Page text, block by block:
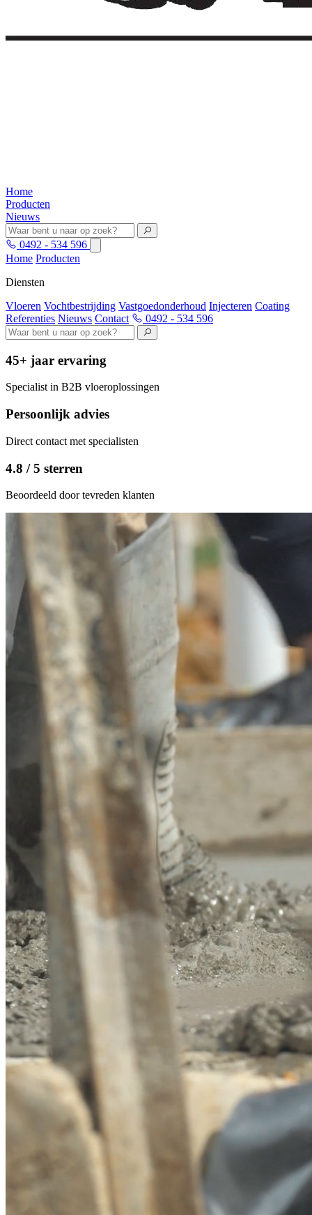
Home
Producten
Nieuws
0492 - 534 596
Home Producten
Diensten
Vloeren Vochtbestrijding Vastgoedonderhoud Injecteren Coating
Referenties Nieuws Contact 0492 - 534 596
45+ jaar ervaring
Specialist in B2B vloeroplossingen
Persoonlijk advies
Direct contact met specialisten
4.8 / 5 sterren
Beoordeeld door tevreden klanten